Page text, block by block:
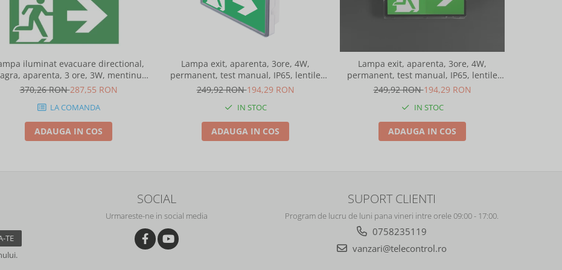
iluminat evacuare directional,
aparenta, 3 ore, 3W, mentinut,
test automat, IP20, Intelight 90085
370,26 RON287,55 RON
LA COMANDA
ADAUGA IN COS
Lampa exit, aparenta, 3ore, 4W,
permanent, test manual, IP65, lentile
spatii largi, Intelight 93667
249,92 RON194,29 RON
IN STOC
ADAUGA IN COS
Lampa exit, aparenta, 3ore, 4W,
permanent, test manual, IP65, lentile
spatii largi, Intelight 93672
249,92 RON194,29 RON
IN STOC
ADAUGA IN COS
SOCIAL
Urmareste-ne in social media
SUPORT CLIENTI
Program de lucru de luni pana vineri intre orele 09:00 - 17:00.
0758235119
vanzari@telecontrol.ro